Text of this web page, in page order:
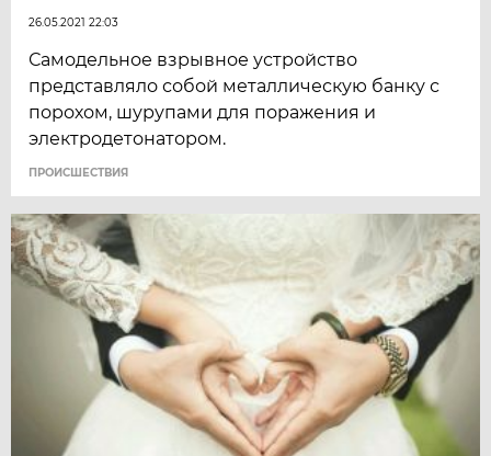
26.05.2021 22:03
Самодельное взрывное устройство
представляло собой металлическую банку с
порохом, шурупами для поражения и
электродетонатором.
ПРОИСШЕСТВИЯ